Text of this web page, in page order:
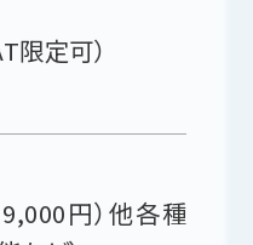
限定可）
円）他各種